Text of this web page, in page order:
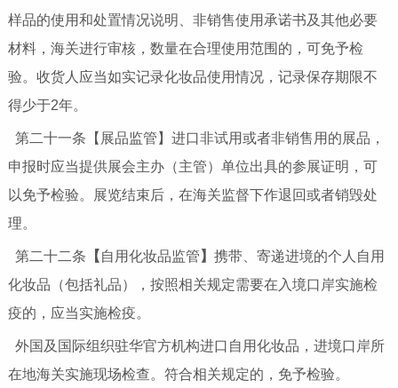
样品的使用和处置情况说明、非销售使用承诺书及其他必要
材料，海关进行审核，数量在合理使用范围的，可免予检
验。收货人应当如实记录化妆品使用情况，记录保存期限不
得少于2年。
第二十一条【展品监管】进口非试用或者非销售用的展品，
申报时应当提供展会主办（主管）单位出具的参展证明，可
以免予检验。展览结束后，在海关监督下作退回或者销毁处
理。
第二十二条 【 自用化妆品监管 】 携带、寄递进境的个人自用
化妆品（包括礼品），按照相关规定需要在入境口岸实施检
疫的，应当实施检疫。
外国及国际组织驻华官方机构进口自用化妆品，进境口岸所
在地海关实施现场检查。符合相关规定的，免予检验。